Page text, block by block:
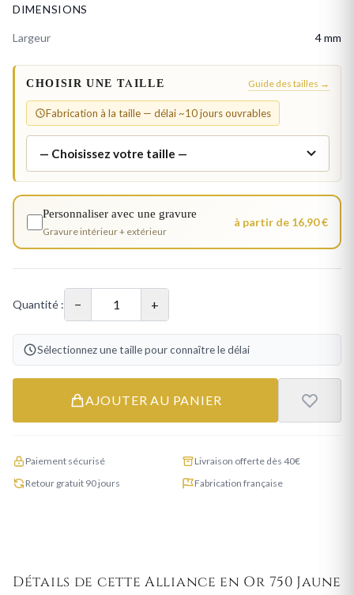
DIMENSIONS
Largeur 4 mm
CHOISIR UNE TAILLE Guide des tailles →
Fabrication à la taille — délai ~10 jours ouvrables
Personnaliser avec une gravure
Gravure intérieur + extérieur
à partir de 16,90 €
Quantité : − +
Sélectionnez une taille pour connaître le délai
AJOUTER AU PANIER
Paiement sécurisé
Livraison offerte dès 40€
Retour gratuit 90 jours
Fabrication française
Détails de cette Alliance en Or 750 Jaune